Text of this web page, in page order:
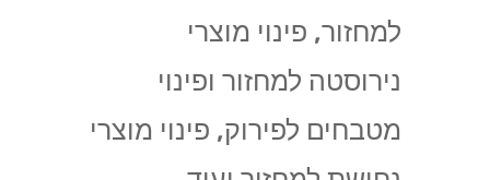
למחזור, פינוי מוצרי
נירוסטה למחזור ופינוי
מטבחים לפירוק, פינוי מוצרי